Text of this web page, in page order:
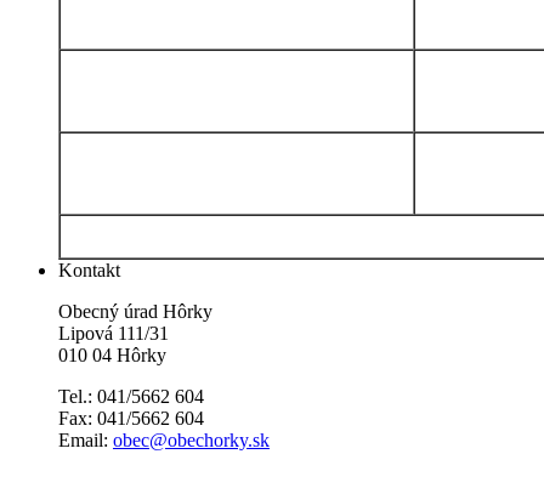
Kontakt
Obecný úrad Hôrky
Lipová 111/31
010 04 Hôrky
Tel.: 041/5662 604
Fax: 041/5662 604
Email: obec@obechorky.sk